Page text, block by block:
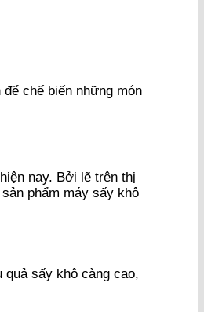
chế biến những món
nay. Bởi lẽ trên thị
phẩm máy sấy khô
sấy khô càng cao,